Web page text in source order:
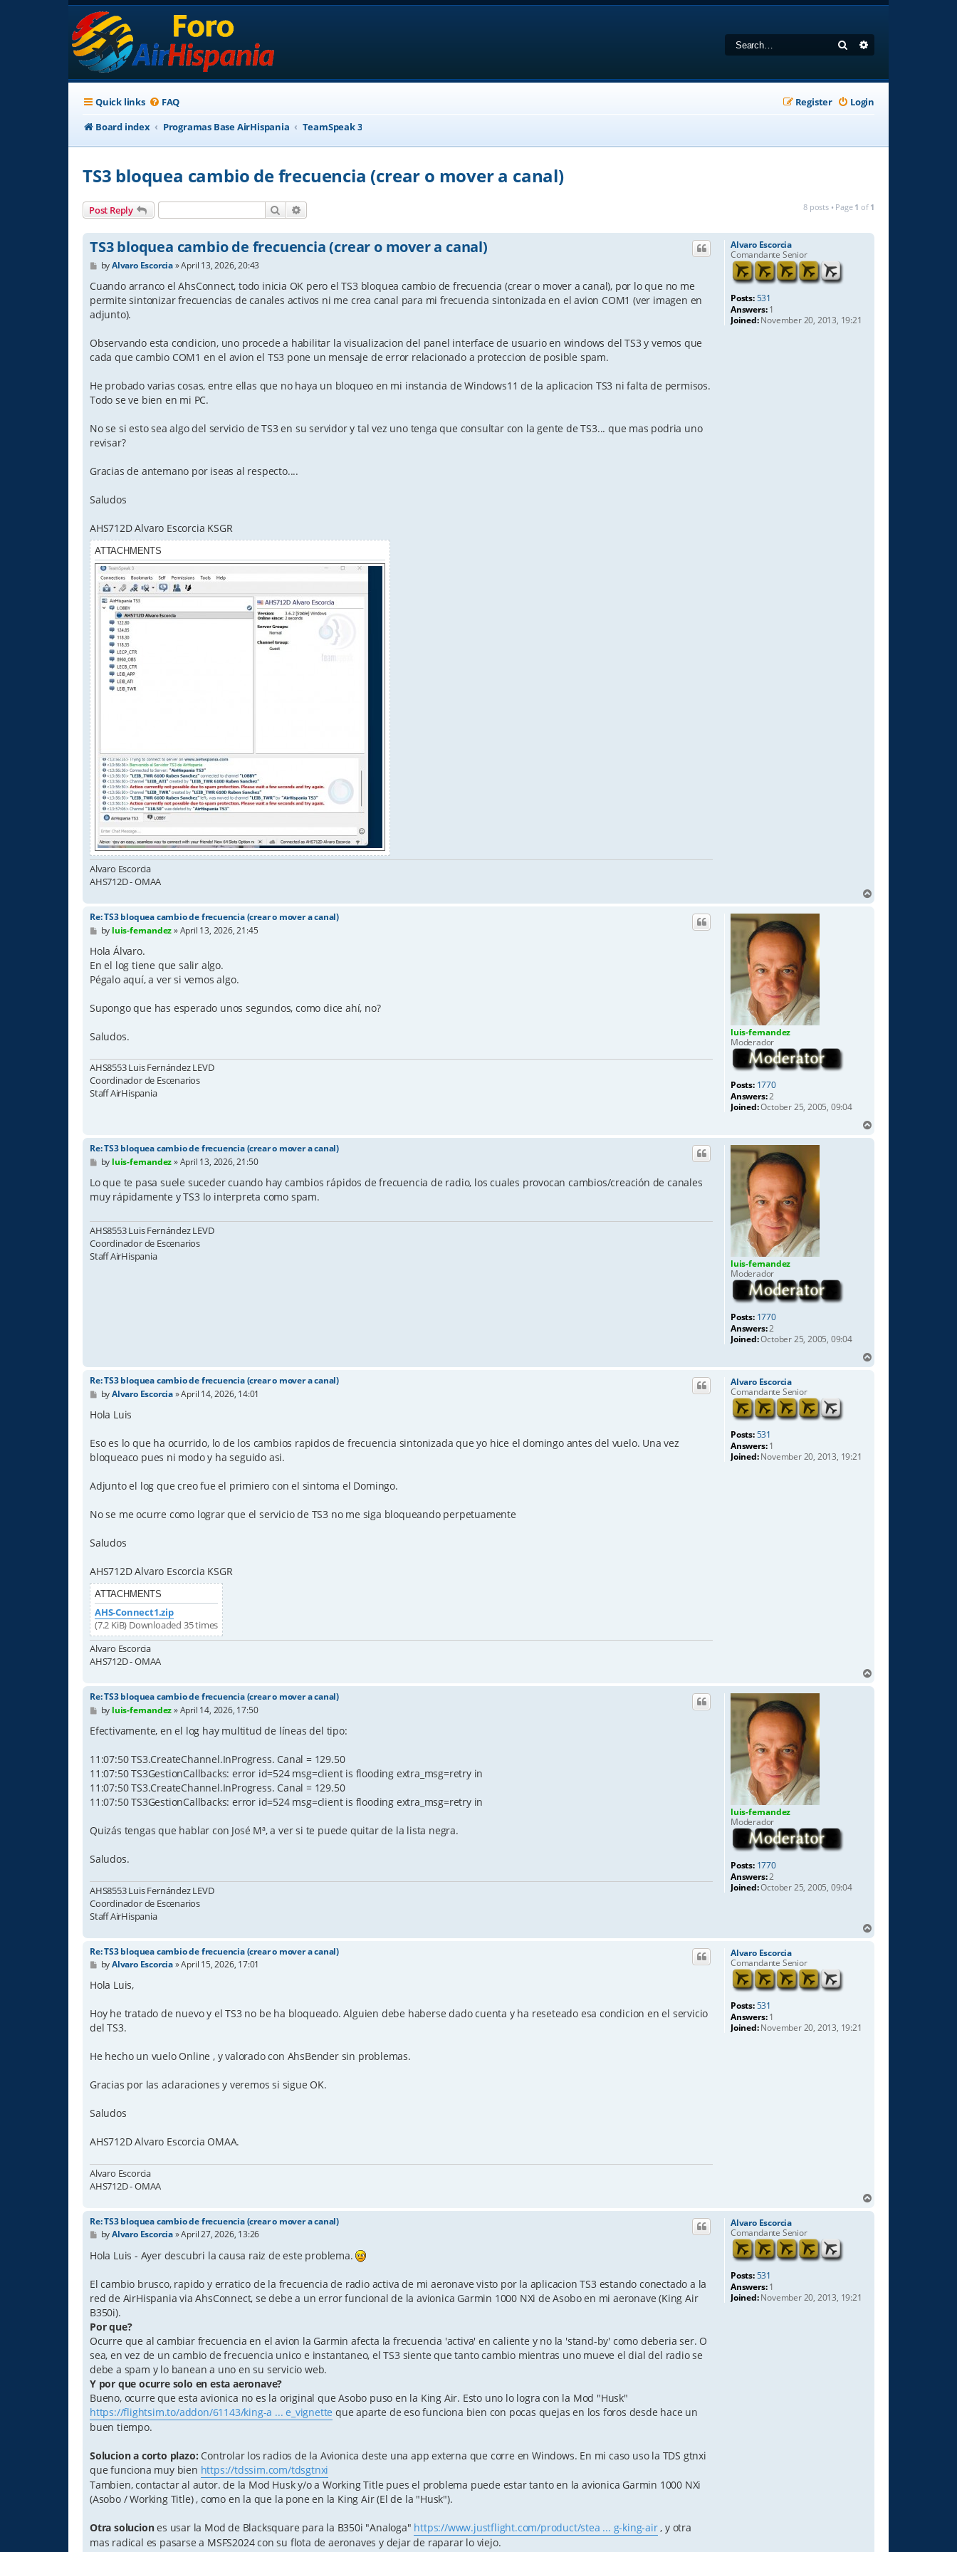
Search
Quick links FAQ Login
Register
Board index
Programas Base AirHispania TeamSpeak 3
TS3 bloquea cambio de frecuencia (crear o mover a canal)
Post Reply Search 8 posts • Page 1 of 1
Alvaro Escorcia
Comandante Senior
Posts:531
Answers:1
Joined:November 20, 2013, 19:21
TS3 bloquea cambio de frecuencia (crear o mover a canal)
P
s
byAlvaro Escorcia»April 13, 2026, 20:43
Cuando arranco el AhsConnect, todo inicia OK pero el TS3 bloquea cambio de frecuencia (crear o mover a canal), por lo que no me
permite sintonizar frecuencias de canales activos ni me crea canal para mi frecuencia sintonizada en el avion COM1 (ver imagen en
adjunto).
Observando esta condicion, uno procede a habilitar la visualizacion del panel interface de usuario en windows del TS3 y vemos que
cada que cambio COM1 en el avion el TS3 pone un mensaje de error relacionado a proteccion de posible spam.
He probado varias cosas, entre ellas que no haya un bloqueo en mi instancia de Windows11 de la aplicacion TS3 ni falta de permisos.
Todo se ve bien en mi PC.
No se si esto sea algo del servicio de TS3 en su servidor y tal vez uno tenga que consultar con la gente de TS3... que mas podria uno
revisar?
Gracias de antemano por iseas al respecto....
Saludos
AHS712D Alvaro Escorcia KSGR
ATTACHMENTS
Alvaro Escorcia
AHS712D - OMAA
luis-fernandez
Moderador
Posts: 1770
Answers:2
Joined:October 25, 2005, 09:04
Re: TS3 bloquea cambio de frecuencia (crear o mover a canal)
P
s
by luis-fernandez»April 13, 2026, 21:45
Hola Álvaro.
En el log tiene que salir algo.
Pégalo aquí, a ver si vemos algo.
Supongo que has esperado unos segundos, como dice ahí, no?
Saludos.
AHS8553 Luis Fernández LEVD
Coordinador de Escenarios
Staff AirHispania
luis-fernandez
Moderador
Posts: 1770
Answers:2
Joined:October 25, 2005, 09:04
Re: TS3 bloquea cambio de frecuencia (crear o mover a canal)
P
s
by luis-fernandez»April 13, 2026, 21:50
Lo que te pasa suele suceder cuando hay cambios rápidos de frecuencia de radio, los cuales provocan cambios/creación de canales
muy rápidamente y TS3 lo interpreta como spam.
AHS8553 Luis Fernández LEVD
Coordinador de Escenarios
Staff AirHispania
Alvaro Escorcia
Comandante Senior
Posts:531
Answers:1
Joined:November 20, 2013, 19:21
Re: TS3 bloquea cambio de frecuencia (crear o mover a canal)
P
s
byAlvaro Escorcia»April 14, 2026, 14:01
Hola Luis
Eso es lo que ha ocurrido, lo de los cambios rapidos de frecuencia sintonizada que yo hice el domingo antes del vuelo. Una vez
bloqueaco pues ni modo y ha seguido asi.
Adjunto el log que creo fue el primiero con el sintoma el Domingo.
No se me ocurre como lograr que el servicio de TS3 no me siga bloqueando perpetuamente
Saludos
AHS712D Alvaro Escorcia KSGR
ATTACHMENTS
AHS-Connect1.zip
(7.2 KiB) Downloaded 35 times
Alvaro Escorcia
AHS712D - OMAA
luis-fernandez
Moderador
Posts: 1770
Answers:2
Joined:October 25, 2005, 09:04
Re: TS3 bloquea cambio de frecuencia (crear o mover a canal)
P
s
by luis-fernandez»April 14, 2026, 17:50
Efectivamente, en el log hay multitud de líneas del tipo:
11:07:50 TS3.CreateChannel.InProgress. Canal = 129.50
11:07:50 TS3GestionCallbacks: error id=524 msg=client is flooding extra_msg=retry in
11:07:50 TS3.CreateChannel.InProgress. Canal = 129.50
11:07:50 TS3GestionCallbacks: error id=524 msg=client is flooding extra_msg=retry in
Quizás tengas que hablar con José Mª, a ver si te puede quitar de la lista negra.
Saludos.
AHS8553 Luis Fernández LEVD
Coordinador de Escenarios
Staff AirHispania
Alvaro Escorcia
Comandante Senior
Posts:531
Answers:1
Joined:November 20, 2013, 19:21
Re: TS3 bloquea cambio de frecuencia (crear o mover a canal)
P
s
byAlvaro Escorcia»April 15, 2026, 17:01
Hola Luis,
Hoy he tratado de nuevo y el TS3 no be ha bloqueado. Alguien debe haberse dado cuenta y ha reseteado esa condicion en el servicio
del TS3.
He hecho un vuelo Online , y valorado con AhsBender sin problemas.
Gracias por las aclaraciones y veremos si sigue OK.
Saludos
AHS712D Alvaro Escorcia OMAA.
Alvaro Escorcia
AHS712D - OMAA
Alvaro Escorcia
Comandante Senior
Posts:531
Answers:1
Joined:November 20, 2013, 19:21
Re: TS3 bloquea cambio de frecuencia (crear o mover a canal)
P
s
t
byAlvaro Escorcia»April 27, 2026, 13:26
Hola Luis - Ayer descubri la causa raiz de este problema.
El cambio brusco, rapido y erratico de la frecuencia de radio activa de mi aeronave visto por la aplicacion TS3 estando conectado a la
red de AirHispania via AhsConnect, se debe a un error funcional de la avionica Garmin 1000 NXi de Asobo en mi aeronave (King Air
B350i).
Por que?
Ocurre que al cambiar frecuencia en el avion la Garmin afecta la frecuencia 'activa' en caliente y no la 'stand-by' como deberia ser. O
sea, en vez de un cambio de frecuencia unico e instantaneo, el TS3 siente que tanto cambio mientras uno mueve el dial del radio se
debe a spam y lo banean a uno en su servicio web.
Y por que ocurre solo en esta aeronave?
Bueno, ocurre que esta avionica no es la original que Asobo puso en la King Air. Esto uno lo logra con la Mod "Husk"
https://flightsim.to/addon/61143/king-a ... e_vignette que aparte de eso funciona bien con pocas quejas en los foros desde hace un
buen tiempo.
Solucion a corto plazo: Controlar los radios de la Avionica deste una app externa que corre en Windows. En mi caso uso la TDS gtnxi
que funciona muy bien https://tdssim.com/tdsgtnxi
Tambien, contactar al autor. de la Mod Husk y/o a Working Title pues el problema puede estar tanto en la avionica Garmin 1000 NXi
(Asobo / Working Title) , como en la que la pone en la King Air (El de la "Husk").
Otra soluciones usar la Mod de Blacksquare para la B350i "Analoga" https://www.justflight.com/product/stea ... g-king-air, y otra
mas radical es pasarse a MSFS2024 con su flota de aeronaves y dejar de raparar lo viejo.